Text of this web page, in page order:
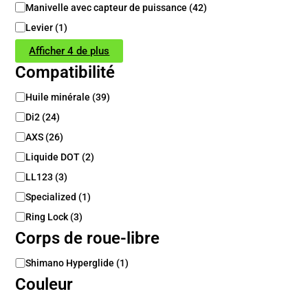
o
r
i
Manivelle avec capteur de puissance (42)
Levier (1)
Afficher 4 de plus
Compatibilité
C
m
p
a
t
b
i
l
i
t
é
Huile minérale (39)
Di2 (24)
AXS (26)
Liquide DOT (2)
LL123 (3)
Specialized (1)
Ring Lock (3)
Corps de roue-libre
C
r
Shimano Hyperglide (1)
Couleur